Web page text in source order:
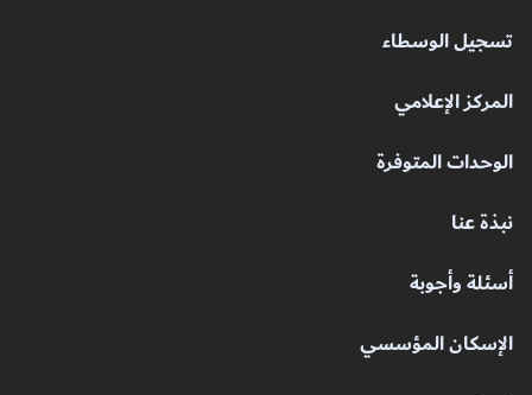
تسجيل الوسطاء
المركز الإعلامي
الوحدات المتوفرة
نبذة عنا
أسئلة وأجوبة
الإسكان المؤسسي